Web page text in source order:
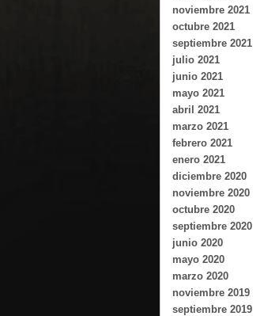
noviembre 2021
octubre 2021
septiembre 2021
julio 2021
junio 2021
mayo 2021
abril 2021
marzo 2021
febrero 2021
enero 2021
diciembre 2020
noviembre 2020
octubre 2020
septiembre 2020
junio 2020
mayo 2020
marzo 2020
noviembre 2019
septiembre 2019